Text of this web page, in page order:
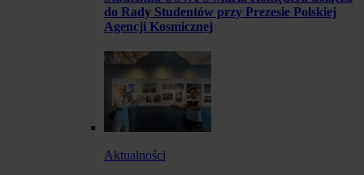
do Rady Studentów przy Prezesie Polskiej
Agencji Kosmicznej
Aktualności